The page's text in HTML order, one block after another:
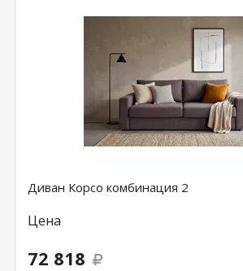
Диван Корсо комбинация 2
Цена
72 818